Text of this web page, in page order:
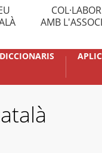
AMB
DICCIONARIS